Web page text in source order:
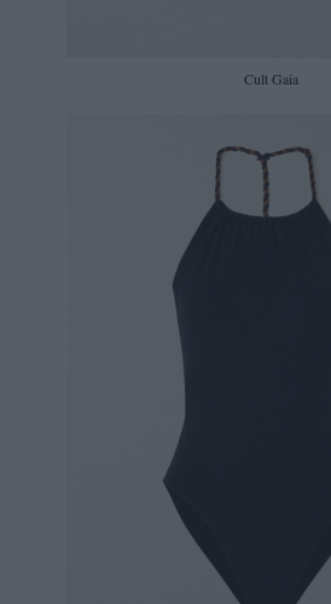
Cult Gaia